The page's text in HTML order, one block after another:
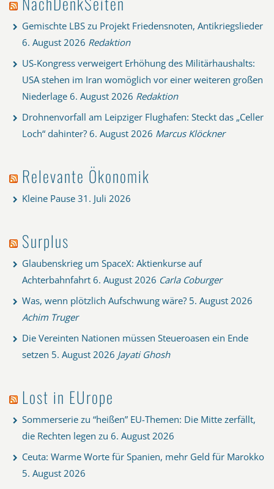
Gemischte LBS zu Projekt Friedensnoten, Antikriegslieder
6. August 2026 Redaktion
US-Kongress verweigert Erhöhung des Militärhaushalts:
USA stehen im Iran womöglich vor einer weiteren großen
Niederlage 6. August 2026 Redaktion
Drohnenvorfall am Leipziger Flughafen: Steckt das „Celler
Loch“ dahinter? 6. August 2026 Marcus Klöckner
Relevante Ökonomik
Kleine Pause 31. Juli 2026
Surplus
Glaubenskrieg um SpaceX: Aktienkurse auf
Achterbahnfahrt 6. August 2026 Carla Coburger
Was, wenn plötzlich Aufschwung wäre? 5. August 2026
Achim Truger
Die Vereinten Nationen müssen Steueroasen ein Ende
setzen 5. August 2026 Jayati Ghosh
Lost in EUrope
Sommerserie zu “heißen” EU-Themen: Die Mitte zerfällt,
die Rechten legen zu 6. August 2026
Ceuta: Warme Worte für Spanien, mehr Geld für Marokko
5. August 2026